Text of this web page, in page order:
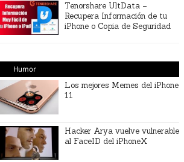
Tenorshare UltData –
Recupera Información de tu
iPhone o Copia de Seguridad
Humor
Los mejores Memes del iPhone
11
Hacker Arya vuelve vulnerable
al FaceID del iPhoneX